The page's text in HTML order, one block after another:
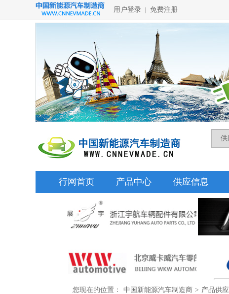
用户登录 免费注册
行网首页 产品中心 供应信息
您现在的位置： 中国新能源汽车制造商 > 产品供应